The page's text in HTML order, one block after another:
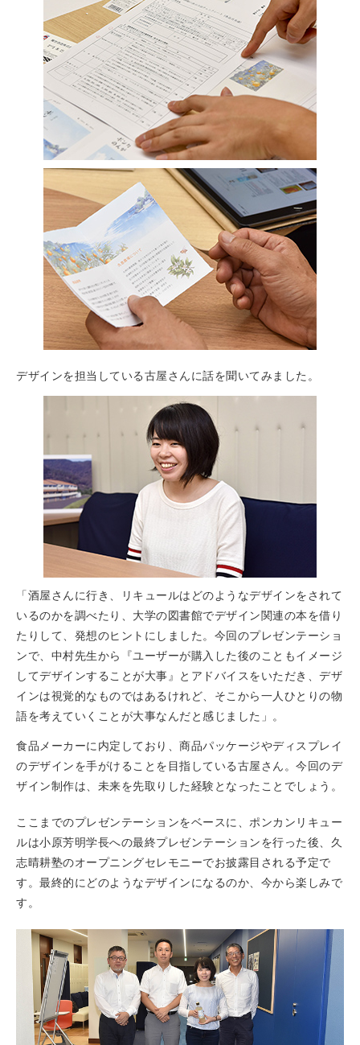
デザインを担当している古屋さんに話を聞いてみました。
「酒屋さんに行き、リキュールはどのようなデザインをされて
いるのかを調べたり、大学の図書館でデザイン関連の本を借り
たりして、発想のヒントにしました。今回のプレゼンテーショ
ンで、中村先生から『ユーザーが購入した後のこともイメージ
してデザインすることが大事』とアドバイスをいただき、デザ
インは視覚的なものではあるけれど、そこから一人ひとりの物
語を考えていくことが大事なんだと感じました」。
食品メーカーに内定しており、商品パッケージやディスプレイ
のデザインを手がけることを目指している古屋さん。今回のデ
ザイン制作は、未来を先取りした経験となったことでしょう。
ここまでのプレゼンテーションをベースに、ポンカンリキュー
ルは小原芳明学長への最終プレゼンテーションを行った後、久
志晴耕塾のオープニングセレモニーでお披露目される予定で
す。最終的にどのようなデザインになるのか、今から楽しみで
す。